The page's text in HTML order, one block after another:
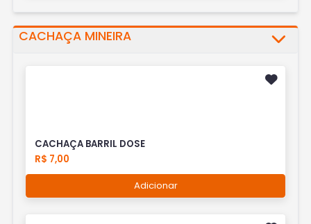
CACHAÇA MINEIRA
CACHAÇA BARRIL DOSE
R$ 7,00
Adicionar